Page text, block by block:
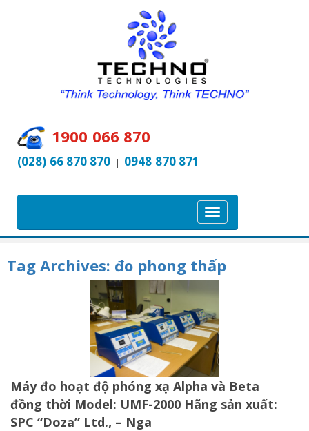
1900 066 870
(028) 66 870 870 | 0948 870 871
T
o
g
l
n
a
v
i
g
a
Tag Archives: đo phong thấp
Máy đo hoạt độ phóng xạ Alpha và Beta
đồng thời Model: UMF-2000 Hãng sản xuất:
SPC “Doza” Ltd., – Nga